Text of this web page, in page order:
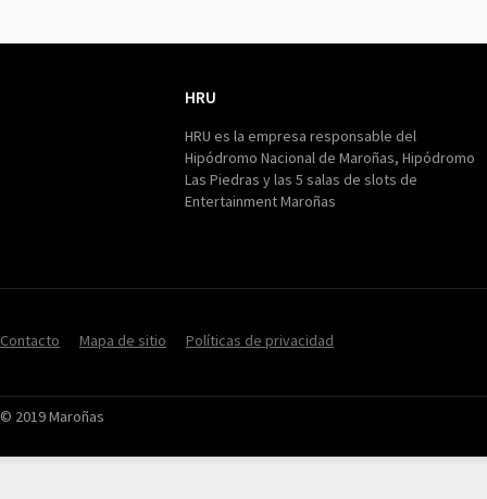
HRU
HRU es la empresa responsable del
Hipódromo Nacional de Maroñas, Hipódromo
Las Piedras y las 5 salas de slots de
Entertainment Maroñas
Contacto Mapa de sitio Políticas de privacidad
© 2019 Maroñas